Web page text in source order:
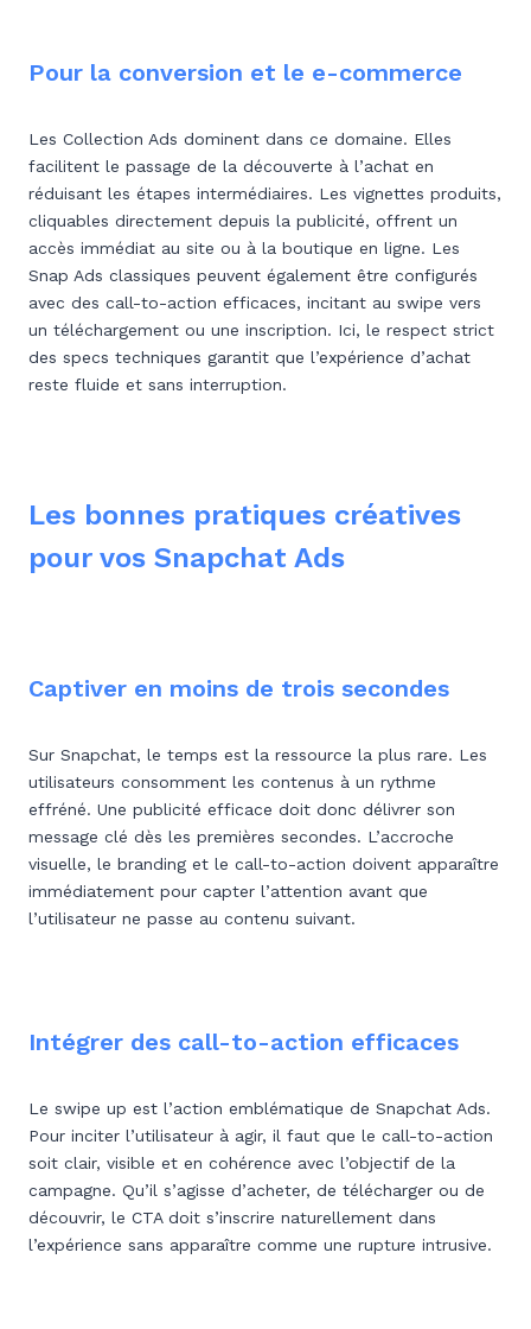
Pour la conversion et le e-commerce
Les Collection Ads dominent dans ce domaine. Elles
facilitent le passage de la découverte à l’achat en
réduisant les étapes intermédiaires. Les vignettes produits,
cliquables directement depuis la publicité, offrent un
accès immédiat au site ou à la boutique en ligne. Les
Snap Ads classiques peuvent également être configurés
avec des call-to-action efficaces, incitant au swipe vers
un téléchargement ou une inscription. Ici, le respect strict
des specs techniques garantit que l’expérience d’achat
reste fluide et sans interruption.
Les bonnes pratiques créatives
pour vos Snapchat Ads
Captiver en moins de trois secondes
Sur Snapchat, le temps est la ressource la plus rare. Les
utilisateurs consomment les contenus à un rythme
effréné. Une publicité efficace doit donc délivrer son
message clé dès les premières secondes. L’accroche
visuelle, le branding et le call-to-action doivent apparaître
immédiatement pour capter l’attention avant que
l’utilisateur ne passe au contenu suivant.
Intégrer des call-to-action efficaces
Le swipe up est l’action emblématique de Snapchat Ads.
Pour inciter l’utilisateur à agir, il faut que le call-to-action
soit clair, visible et en cohérence avec l’objectif de la
campagne. Qu’il s’agisse d’acheter, de télécharger ou de
découvrir, le CTA doit s’inscrire naturellement dans
l’expérience sans apparaître comme une rupture intrusive.